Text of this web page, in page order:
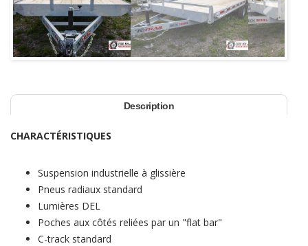
Next
Description
CHARACTÉRISTIQUES
Suspension industrielle à glissière
Pneus radiaux standard
Lumières DEL
Poches aux côtés reliées par un "flat bar"
C-track standard